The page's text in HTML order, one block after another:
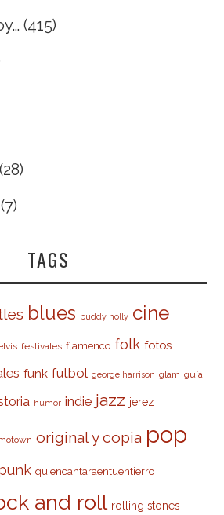
(415)
(28)
(7)
TAGS
blues buddy holly cine
festivales flamenco folk fotos
funk futbol george harrison glam guía
humor indie jazz jerez
original y copia pop
quiencantaraentuentierro
and roll rolling stones